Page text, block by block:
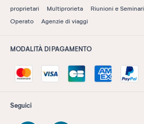
proprietari
Multiprorieta Riunioni e Seminari
Operato
Agenzie di viaggi
MODALITÀ DI PAGAMENTO
Seguici